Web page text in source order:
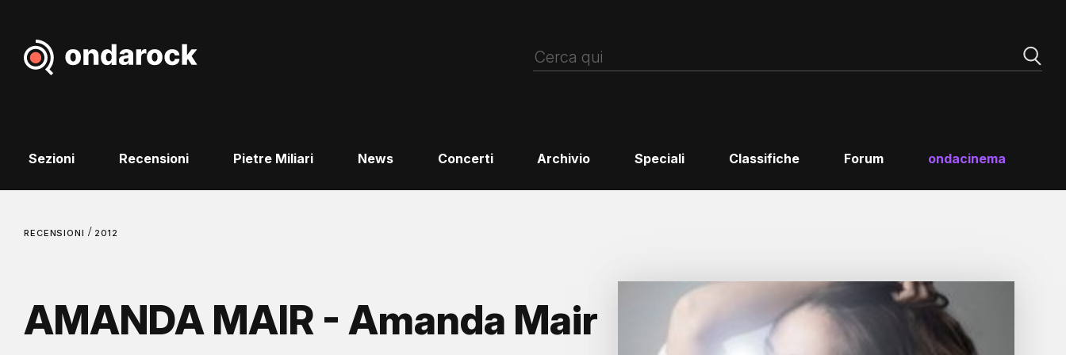
Sezioni Recensioni Pietre Miliari News Concerti Archivio Speciali Classifiche Forum ondacinema
RECENSIONI / 2012
AMANDA MAIR - Amanda Mair